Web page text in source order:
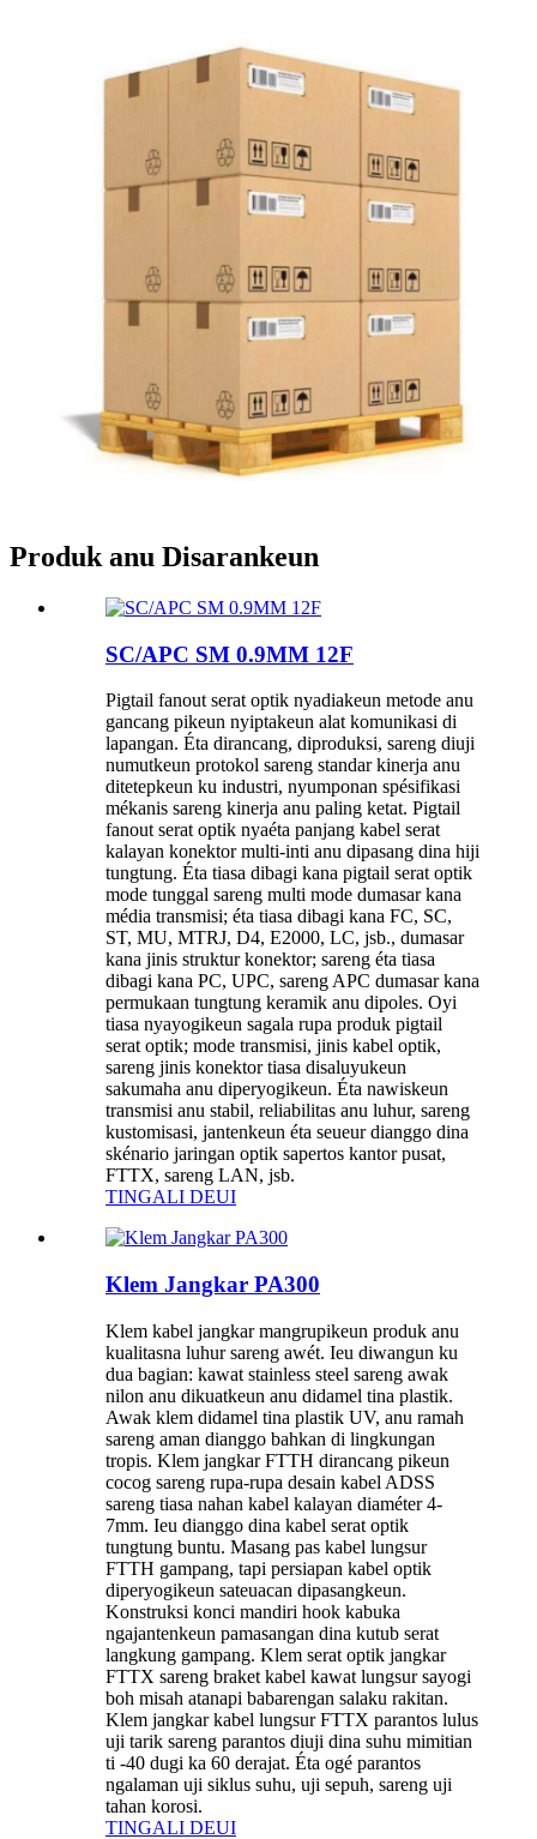
Produk anu Disarankeun
SC/APC SM 0.9MM 12F
Pigtail fanout serat optik nyadiakeun metode anu
gancang pikeun nyiptakeun alat komunikasi di
lapangan. Éta dirancang, diproduksi, sareng diuji
numutkeun protokol sareng standar kinerja anu
ditetepkeun ku industri, nyumponan spésifikasi
mékanis sareng kinerja anu paling ketat. Pigtail
fanout serat optik nyaéta panjang kabel serat
kalayan konektor multi-inti anu dipasang dina hiji
tungtung. Éta tiasa dibagi kana pigtail serat optik
mode tunggal sareng multi mode dumasar kana
média transmisi; éta tiasa dibagi kana FC, SC,
ST, MU, MTRJ, D4, E2000, LC, jsb., dumasar
kana jinis struktur konektor; sareng éta tiasa
dibagi kana PC, UPC, sareng APC dumasar kana
permukaan tungtung keramik anu dipoles. Oyi
tiasa nyayogikeun sagala rupa produk pigtail
serat optik; mode transmisi, jinis kabel optik,
sareng jinis konektor tiasa disaluyukeun
sakumaha anu diperyogikeun. Éta nawiskeun
transmisi anu stabil, reliabilitas anu luhur, sareng
kustomisasi, jantenkeun éta seueur dianggo dina
skénario jaringan optik sapertos kantor pusat,
FTTX, sareng LAN, jsb.
TINGALI DEUI
Klem Jangkar PA300
Klem kabel jangkar mangrupikeun produk anu
kualitasna luhur sareng awét. Ieu diwangun ku
dua bagian: kawat stainless steel sareng awak
nilon anu dikuatkeun anu didamel tina plastik.
Awak klem didamel tina plastik UV, anu ramah
sareng aman dianggo bahkan di lingkungan
tropis. Klem jangkar FTTH dirancang pikeun
cocog sareng rupa-rupa desain kabel ADSS
sareng tiasa nahan kabel kalayan diaméter 4-
7mm. Ieu dianggo dina kabel serat optik
tungtung buntu. Masang pas kabel lungsur
FTTH gampang, tapi persiapan kabel optik
diperyogikeun sateuacan dipasangkeun.
Konstruksi konci mandiri hook kabuka
ngajantenkeun pamasangan dina kutub serat
langkung gampang. Klem serat optik jangkar
FTTX sareng braket kabel kawat lungsur sayogi
boh misah atanapi babarengan salaku rakitan.
Klem jangkar kabel lungsur FTTX parantos lulus
uji tarik sareng parantos diuji dina suhu mimitian
ti -40 dugi ka 60 derajat. Éta ogé parantos
ngalaman uji siklus suhu, uji sepuh, sareng uji
tahan korosi.
TINGALI DEUI